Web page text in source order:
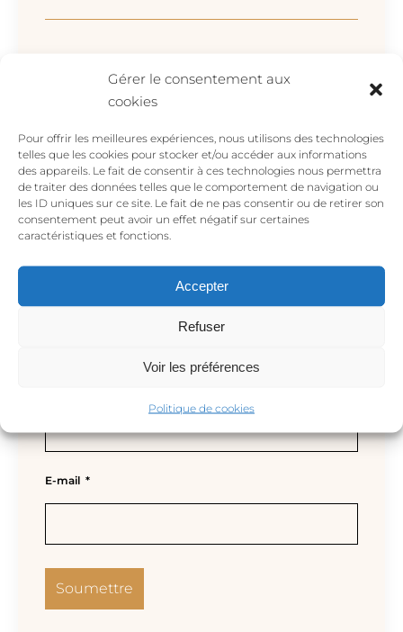
Gérer le consentement aux
cookies
Pour offrir les meilleures expériences, nous utilisons des technologies
telles que les cookies pour stocker et/ou accéder aux informations
des appareils. Le fait de consentir à ces technologies nous permettra
de traiter des données telles que le comportement de navigation ou
les ID uniques sur ce site. Le fait de ne pas consentir ou de retirer son
consentement peut avoir un effet négatif sur certaines
caractéristiques et fonctions.
Accepter
Refuser
Voir les préférences
Politique de cookies
*
Votre avis*
E-mail *